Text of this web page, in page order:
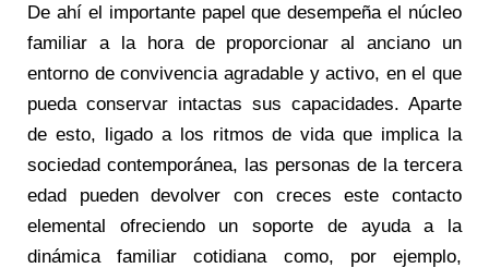
De ahí el importante papel que desempeña el núcleo
familiar a la hora de proporcionar al anciano un
entorno de convivencia agradable y activo, en el que
pueda conservar intactas sus capacidades. Aparte
de esto, ligado a los ritmos de vida que implica la
sociedad contemporánea, las personas de la tercera
edad pueden devolver con creces este contacto
elemental ofreciendo un soporte de ayuda a la
dinámica familiar cotidiana como, por ejemplo,